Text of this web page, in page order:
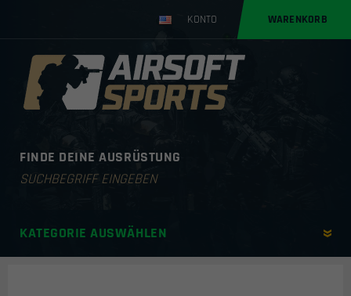
KONTO WARENKORB
FINDE DEINE AUSRÜSTUNG
Products
KATEGORIE AUSWÄHLEN